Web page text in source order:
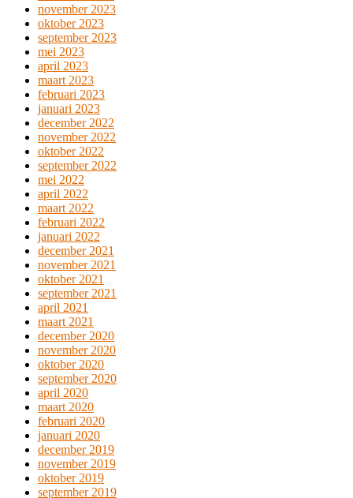
november 2023
oktober 2023
september 2023
mei 2023
april 2023
maart 2023
februari 2023
januari 2023
december 2022
november 2022
oktober 2022
september 2022
mei 2022
april 2022
maart 2022
februari 2022
januari 2022
december 2021
november 2021
oktober 2021
september 2021
april 2021
maart 2021
december 2020
november 2020
oktober 2020
september 2020
april 2020
maart 2020
februari 2020
januari 2020
december 2019
november 2019
oktober 2019
september 2019